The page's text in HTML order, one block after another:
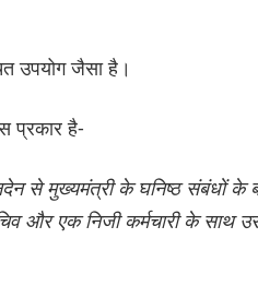
उपयोग जैसा है।
प्रकार है-
से मुख्यमंत्री के घनिष्ठ संबंधों के
और एक निजी कर्मचारी के साथ